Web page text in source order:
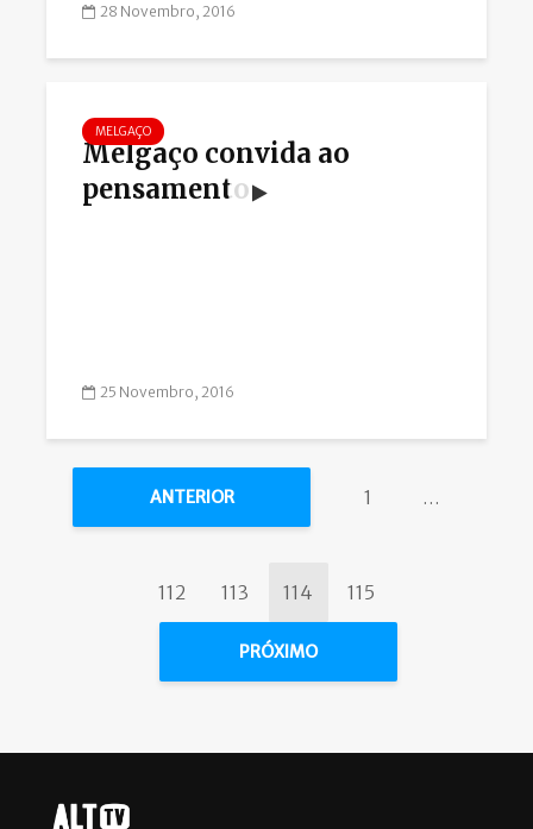
28 Novembro, 2016
MELGAÇO
Melgaço convida ao
pensamento
25 Novembro, 2016
ANTERIOR 1 …
112 113 114 115
PRÓXIMO